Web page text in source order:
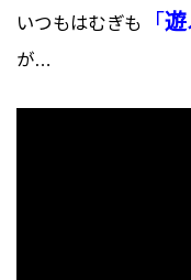
いつもはむぎも
「遊
が…